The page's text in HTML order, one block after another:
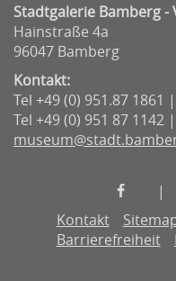
Stadtgalerie Bamberg -
Hainstraße 4a
96047 Bamberg
Kontakt:
Tel +49 (0) 951.87 1861
Tel +49 (0) 951 87
Stadt
|
Kontakt
Barrierefreiheit